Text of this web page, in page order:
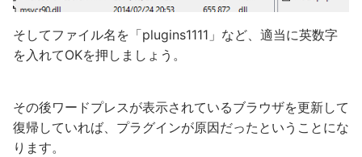
そしてファイル名を「plugins1111」など、適当に英数字
を入れてOKを押しましょう。
その後ワードプレスが表示されているブラウザを更新して
復帰していれば、プラグインが原因だったということにな
ります。